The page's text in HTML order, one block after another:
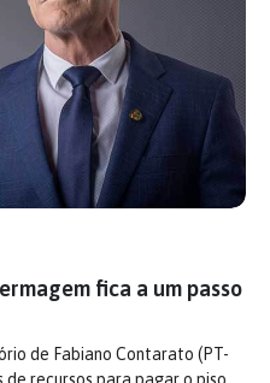
fica a um passo
de Fabiano Contarato (PT-